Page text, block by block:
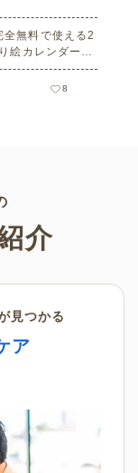
全無料で使える2
絵カレンダーを
こどもの日や母
を感じられる
8
介
見つかる
ア